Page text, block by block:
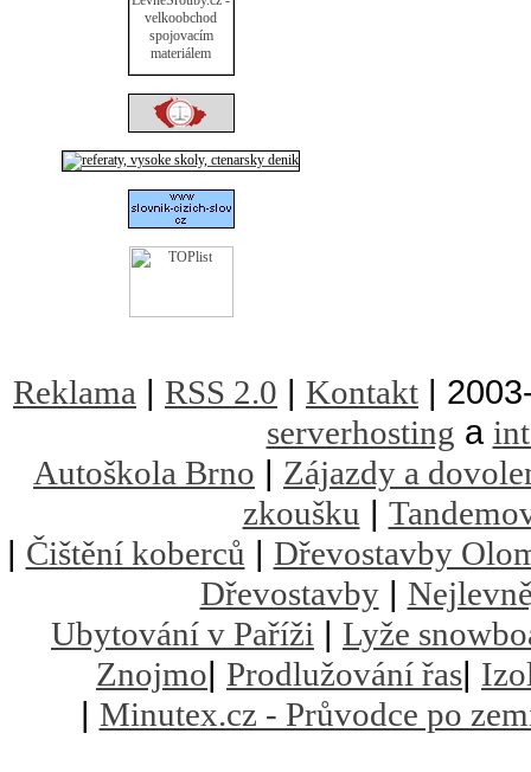
Reklama | RSS 2.0 | Kontakt |
serverhosting a
Autoškola Brno | Zájazdy a
zkoušku |
| Čištění koberců | Dřevostavby
Dřevostavby|
Ubytování v Paříži | Lyže
Znojmo| Prodlužování řas|
| Minutex.cz - Průvodce po